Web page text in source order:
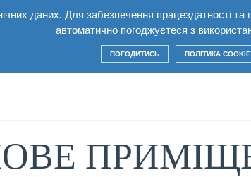
даних. Для забезпечення працездатності
автоматично погоджуєтеся з
ПОГОДИТИСЬ ПОЛІТИКА
Квартири Умови